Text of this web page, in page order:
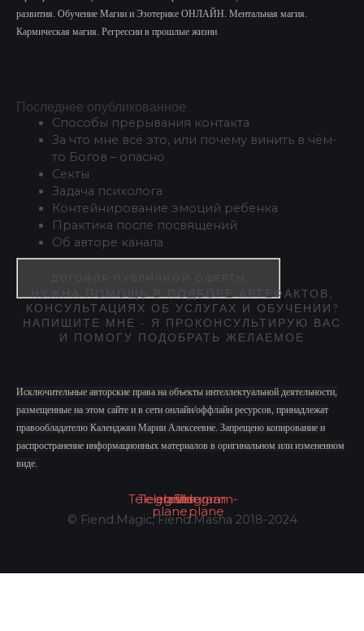
развития. Обучение Магии и Эзотерике ОНЛАЙН. Ментальная магия.
Кармическая магия. Регрессии в прошлые жизни
Последнее опубликованное
Способы прерывания контакта
За что мне всё это, или почему винить в чём-
то Богов – опасно
Секты
Задача психолога
Контейнирование эмоций ребенка
Практика после посвящений
Об авторе канала
ДОГОВОР ПУБЛИЧНОЙ ОФЕРТЫ
НУЖНА ПОМОЩЬ В ПОДБОРЕ АРТЕФАКТОВ,
КОНСУЛЬТАЦИЯХ ОБ УСЛУГАХ И ОБУЧЕНИИ?
НАПИШИТЕ МНЕ - Я ПРОКОНСУЛЬТИРУЮ ВАС
И ПОМОГУ ПОДОБРАТЬ ЖЕЛАЕМОЕ
Исключительные авторские права на объекты интеллектуальной деятельности,
размещенные на этом сайте и в сети онлайн/оффлайн ресурсов, принадлежат
правообладателю Календжян Марии Алексеевне. Запрещено копирование и
распространение информационных материалов в оригинальном или измененном
виде.
Telegram
Telegram-
plane
Vk
Instagram
Telegram-
plane
© Fiend.Magic, Fiend.Masha 2018-2024